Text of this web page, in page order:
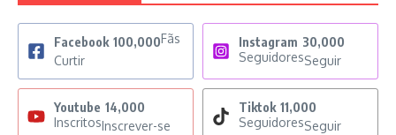
Facebook 100,000Fãs
Curtir
Instagram 30,000
SeguidoresSeguir
Youtube 14,000
Inscritos Inscrever-se
Tiktok 11,000
SeguidoresSeguir